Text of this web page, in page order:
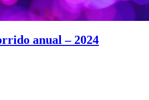
anual – 2024